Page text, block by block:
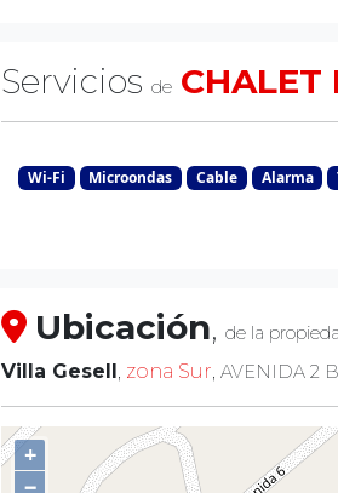
Servicios de CHALET
Wi-Fi Microondas Cable Alarma
Ubicación, de la
Villa Gesell zona Sur AVENIDA 2
+
−